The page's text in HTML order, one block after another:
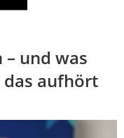
und was
das aufhört